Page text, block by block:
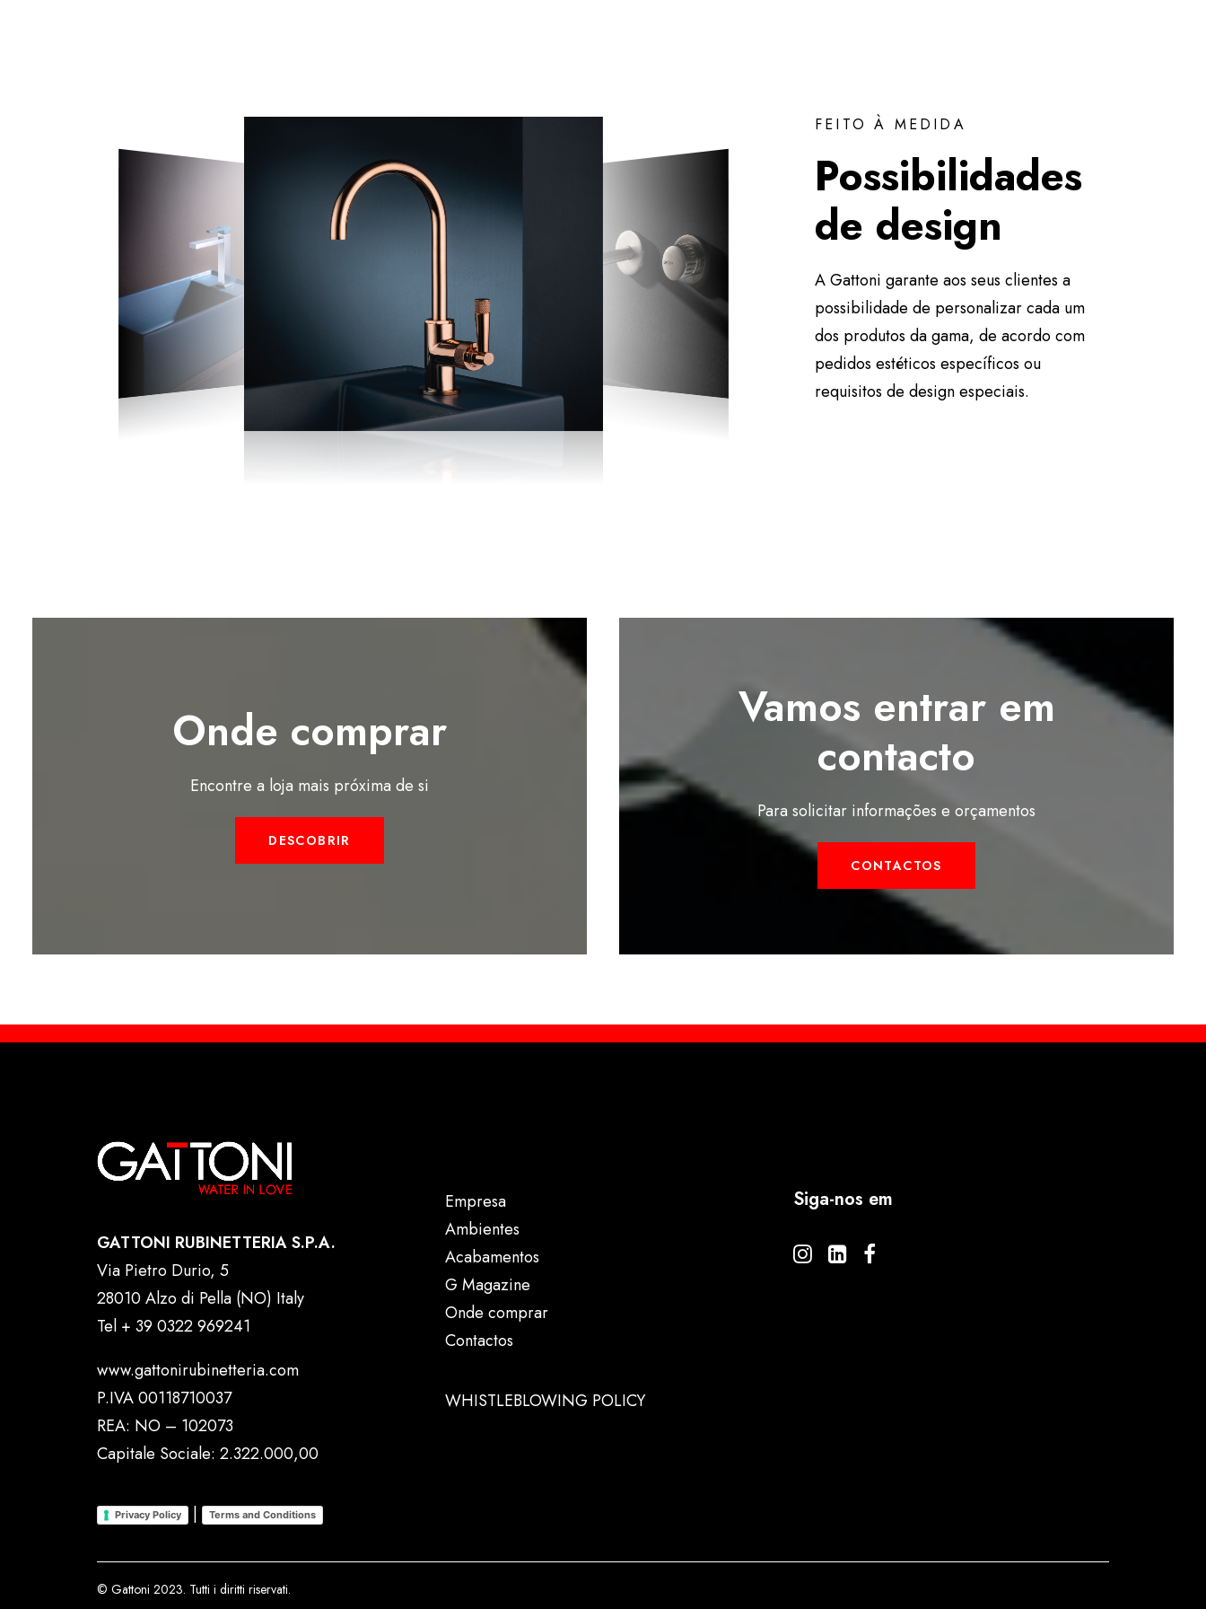
FEITO À MEDIDA
Possibilidades
de design
A Gattoni garante aos seus clientes a
possibilidade de personalizar cada um
dos produtos da gama, de acordo com
pedidos estéticos específicos ou
requisitos de design especiais.
Onde comprar
Encontre a loja mais próxima de si
DESCOBRIR
Vamos entrar em
contacto
Para solicitar informações e orçamentos
CONTACTOS
GATTONI RUBINETTERIA S.P.A.
Via Pietro Durio, 5
28010 Alzo di Pella (NO) Italy
Tel + 39 0322 969241
www.gattonirubinetteria.com
P.IVA 00118710037
REA: NO – 102073
Capitale Sociale: 2.322.000,00
Privacy Policy | Terms and Conditions
Empresa
Ambientes
Acabamentos
G Magazine
Onde comprar
Contactos
WHISTLEBLOWING POLICY
Siga-nos em
© Gattoni 2023. Tutti i diritti riservati.